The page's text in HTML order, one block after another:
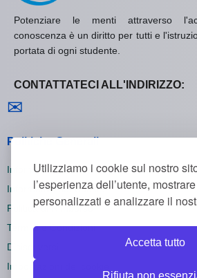
Utilizziamo i cookie sul nostro
l’esperienza dell’utente,
personalizzati e analizzare il
Accetta tutto
Rifiuta non
Potenziare le menti attraverso
conoscenza è un diritto per tutti e
portata di ogni studente.
CONTATTATECI ALL'INDIRIZZO:
✉
Politiche Generali
Informativa sulla Privacy
Informativa sui Cookie
Politica di Rimborso
Termini e Condizioni
Disiscriversi
Impostazioni dei cookie